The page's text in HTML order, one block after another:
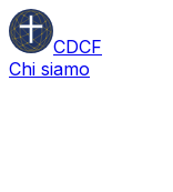
CDCF
Chi siamo